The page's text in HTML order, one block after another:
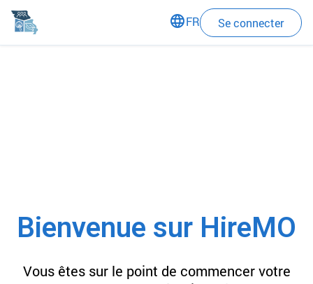
languageFR Se connecterclose
Bienvenue sur HireMO
Vous êtes sur le point de commencer votre